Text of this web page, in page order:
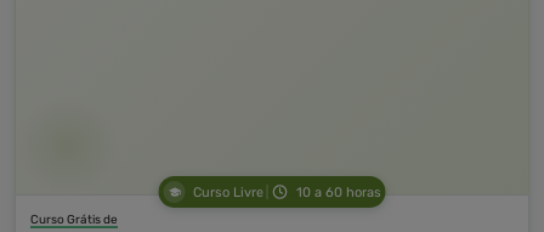
Curso Livre 10 a 60 horas
Curso Grátis de